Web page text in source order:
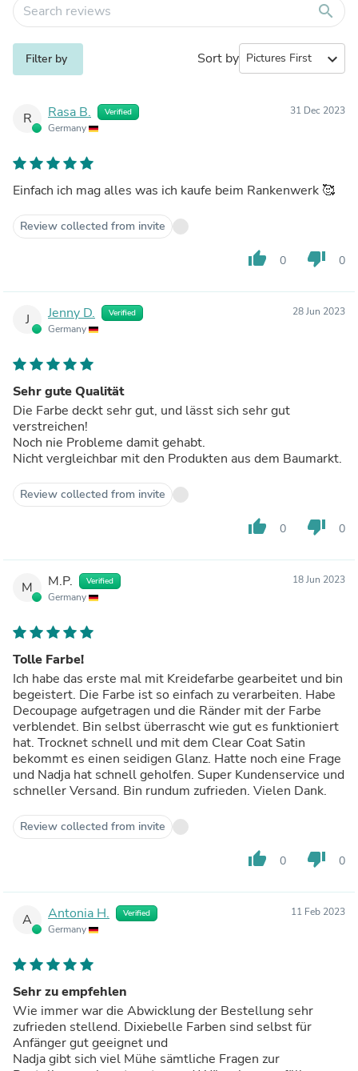
search
Filter by Sort by expand_more
R Rasa B. Verified
Germany
31 Dec 2023
Einfach ich mag alles was ich kaufe beim Rankenwerk 🥰
Review collected from invite
thumb_up 0 thumb_down 0
J Jenny D. Verified
Germany
28 Jun 2023
Sehr gute Qualität
Die Farbe deckt sehr gut, und lässt sich sehr gut
verstreichen!
Noch nie Probleme damit gehabt.
Nicht vergleichbar mit den Produkten aus dem Baumarkt.
Review collected from invite
thumb_up 0 thumb_down 0
M M.P. Verified
Germany
18 Jun 2023
Tolle Farbe!
Ich habe das erste mal mit Kreidefarbe gearbeitet und bin
begeistert. Die Farbe ist so einfach zu verarbeiten. Habe
Decoupage aufgetragen und die Ränder mit der Farbe
verblendet. Bin selbst überrascht wie gut es funktioniert
hat. Trocknet schnell und mit dem Clear Coat Satin
bekommt es einen seidigen Glanz. Hatte noch eine Frage
und Nadja hat schnell geholfen. Super Kundenservice und
schneller Versand. Bin rundum zufrieden. Vielen Dank.
Review collected from invite
thumb_up 0 thumb_down 0
A Antonia H. Verified
Germany
11 Feb 2023
Sehr zu empfehlen
Wie immer war die Abwicklung der Bestellung sehr
zufrieden stellend. Dixiebelle Farben sind selbst für
Anfänger gut geeignet und
Nadja gibt sich viel Mühe sämtliche Fragen zur